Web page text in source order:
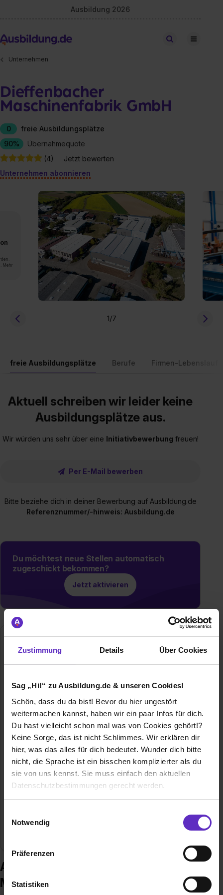
Zustimmung Details Über Cookies
Sag „Hi!“ zu Ausbildung.de & unseren Cookies!
Schön, dass du da bist! Bevor du hier ungestört
weitermachen kannst, haben wir ein paar Infos für dich.
Du hast vielleicht schon mal was von Cookies gehört!?
Keine Sorge, das ist nicht Schlimmes. Wir erklären dir
hier, was das alles für dich bedeutet. Wunder dich bitte
nicht, die Sprache ist ein bisschen komplizierter als du
sie von uns kennst. Sie muss einfach den aktuellen
Datenschutzbestimmungen gerecht werden.
Benutzung der Webseite getroffenen Einstellungen zu
Webseite zu analysieren („Statistiken“), um
Informationen zu deiner Verwendung unserer Website an
Notwendig
Präferenzen
Statistiken
Ausbildung 2026
Stellen finden
Unternehmen
Dieffenbacher
Maschinenfabrik GmbH
0
freie Ausbildungsplätze
90%
Übernahmequote
(4)
Jetzt bewerten
Unternehmen abonnieren
Mehr
1/7
freie Ausbildungsplätze Berufe Firmen-Lebenslauf
Aktuell schreiben wir leider keine
Ausbildungsplätze aus.
Wir würden uns sehr über eine Initiativbewerbung freuen!
Per E-Mail bewerben
Bitte beziehe dich in deiner Bewerbung auf Ausbildung.de
Referenznummer/-hinweis: Ausbildung.de
Du möchtest neue Stellen automatisch
zugeschickt bekommen?
Jetzt aktivieren
Dieffenbacher Maschinenfabrik GmbH
Gewerbestr. 29
75059 Zaisenhausen
07258/609-8585
E-Mail anzeigen
Gründungsjahr
Ausbildung bei Dieffenbacher
Maschinenfabrik GmbH